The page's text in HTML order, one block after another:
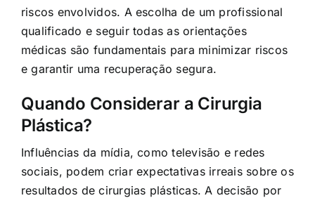
riscos envolvidos. A escolha de um profissional
qualificado e seguir todas as orientações
médicas são fundamentais para minimizar riscos
e garantir uma recuperação segura.
Quando Considerar a Cirurgia
Plástica?
Influências da mídia, como televisão e redes
sociais, podem criar expectativas irreais sobre os
resultados de cirurgias plásticas. A decisão por